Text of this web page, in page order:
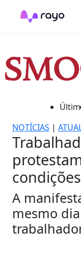
NOTÍCIAS |
A
mesmo